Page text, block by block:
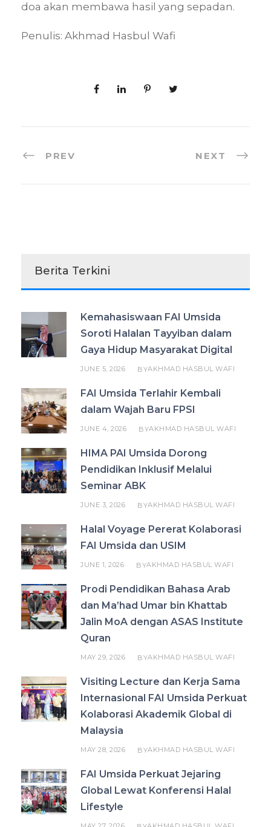
doa akan membawa hasil yang sepadan.
Penulis: Akhmad Hasbul Wafi
PREV NEXT
Berita Terkini
Kemahasiswaan FAI Umsida
Soroti Halalan Tayyiban dalam
Gaya Hidup Masyarakat Digital
JUNE 5, 2026 BYAKHMAD HASBUL WAFI
FAI Umsida Terlahir Kembali
dalam Wajah Baru FPSI
JUNE 4, 2026 BYAKHMAD HASBUL WAFI
HIMA PAI Umsida Dorong
Pendidikan Inklusif Melalui
Seminar ABK
JUNE 3, 2026 BYAKHMAD HASBUL WAFI
Halal Voyage Pererat Kolaborasi
FAI Umsida dan USIM
JUNE 1, 2026 BYAKHMAD HASBUL WAFI
Prodi Pendidikan Bahasa Arab
dan Ma’had Umar bin Khattab
Jalin MoA dengan ASAS Institute
Quran
MAY 29, 2026 BYAKHMAD HASBUL WAFI
Visiting Lecture dan Kerja Sama
Internasional FAI Umsida Perkuat
Kolaborasi Akademik Global di
Malaysia
MAY 28, 2026 BYAKHMAD HASBUL WAFI
FAI Umsida Perkuat Jejaring
Global Lewat Konferensi Halal
Lifestyle